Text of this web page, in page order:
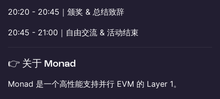
20:20 - 20:45｜颁奖 & 总结致辞
20:45 - 21:00｜自由交流 & 活动结束
​​👉 关于 Monad
Monad 是一个高性能支持并行 EVM 的 Layer 1。